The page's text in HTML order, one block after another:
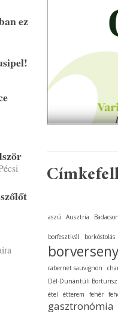
ez
aszú Ausztria
borfesztivál borkóstolás
borverseny
cabernet sauvignon
Dél-Dunántúli
étel
étterem fehér
gasztronómia